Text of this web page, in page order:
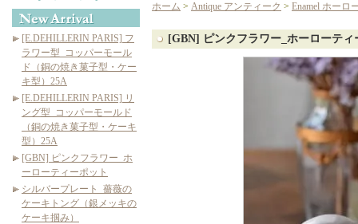
[E.DEHILLERIN PARIS] フ
ラワー型_コッパーモール
ド（銅の焼き菓子型・ケー
キ型）25A
[E.DEHILLERIN PARIS] リ
ング型_コッパーモールド
（銅の焼き菓子型・ケーキ
型）25A
[GBN] ピンクフラワー_ホ
ーローティーポット
シルバープレート_薔薇の
ケーキトング（銀メッキの
ケーキ掴み）
ホーム > Antique アンティーク > Enamel ホーロ
[GBN] ピンクフラワー_ホーローティ